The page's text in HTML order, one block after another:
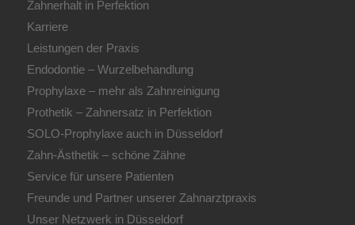
Zahnerhalt in Perfektion
Karriere
Leistungen der Praxis
Endodontie – Wurzelbehandlung
Prophylaxe – mehr als Zahnreinigung
Prothetik – Zahnersatz in Perfektion
SOLO-Prophylaxe auch in Düsseldorf
Zahn-Ästhetik – schöne Zähne
Service für unsere Patienten
Freunde und Partner unserer Zahnarztpraxis
Unser Netzwerk in Düsseldorf